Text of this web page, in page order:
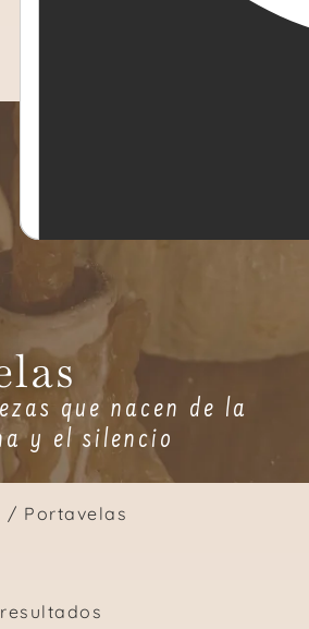
que nacen de la
y el silencio
/ Portavelas